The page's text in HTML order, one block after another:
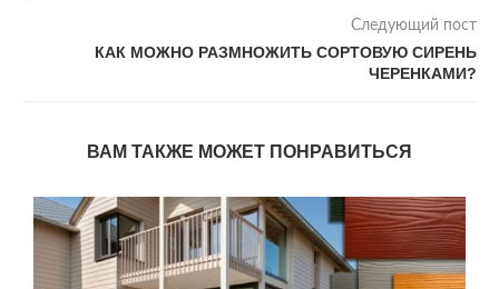
Следующий пост
КАК МОЖНО РАЗМНОЖИТЬ СОРТОВУЮ СИРЕНЬ
ЧЕРЕНКАМИ?
ВАМ ТАКЖЕ МОЖЕТ ПОНРАВИТЬСЯ